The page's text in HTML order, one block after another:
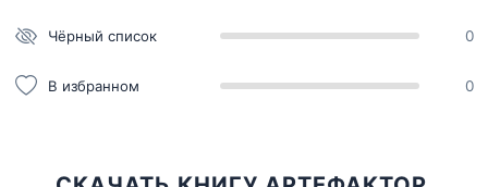
Чёрный список 0
В избранном 0